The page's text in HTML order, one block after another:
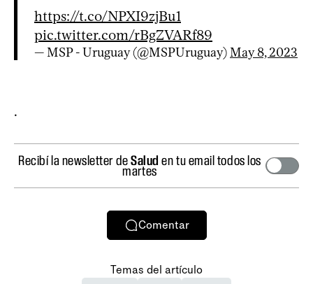
https://t.co/NPXI9zjBu1
pic.twitter.com/rBgZVARf89
— MSP - Uruguay (@MSPUruguay)May 8, 2023
.
Recibí la newsletter deSalud en tu email todos los
martes
Comentar
Temas del artículo